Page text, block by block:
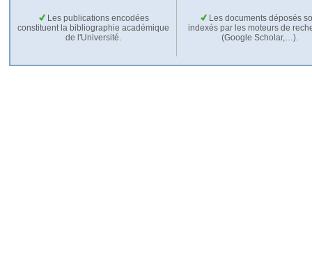
Les publications encodées
constituent la bibliographie académique
de l'Université.
Les documents déposés
indexés par les moteurs de
(Google Scholar,…).